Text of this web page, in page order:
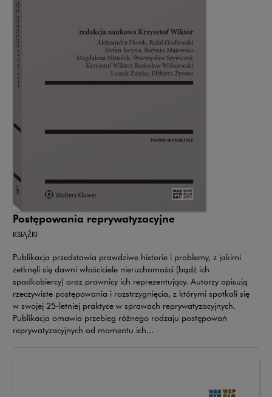
Postępowania reprywatyzacyjne
KSIĄŻKI
Publikacja przedstawia prawdziwe historie i problemy, z jakimi
zetknęli się dawni właściciele nieruchomości (bądź ich
spadkobiercy) oraz prawnicy ich reprezentujący. Autorzy opisują
rzeczywiste postępowania i rozstrzygnięcia, z którymi spotkali się
w swojej 25-letniej praktyce w sprawach reprywatyzacyjnych.
Publikacja omawia przebieg różnego rodzaju postępowań
reprywatyzacyjnych od momentu ich...